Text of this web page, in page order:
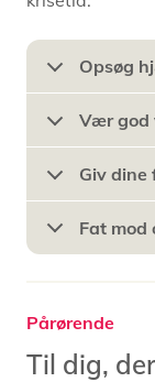
Opsøg
Vær god
Giv dine
Fat mod
Pårørende
Til dig,